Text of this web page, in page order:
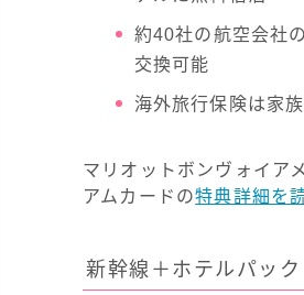
約40社の航空会社
交換可能
海外旅行保険は家
マリオットボンヴォイア
アムカードの特典詳細を
新幹線＋ホテルパック